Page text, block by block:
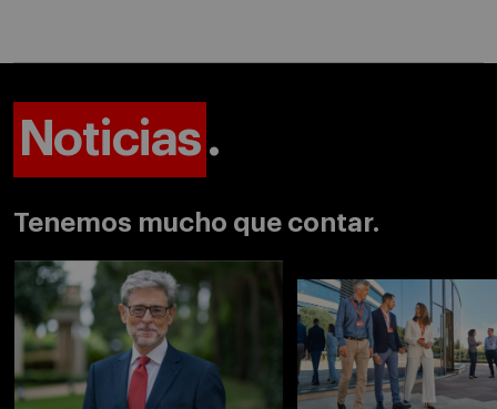
Noticias.
Tenemos mucho que contar.